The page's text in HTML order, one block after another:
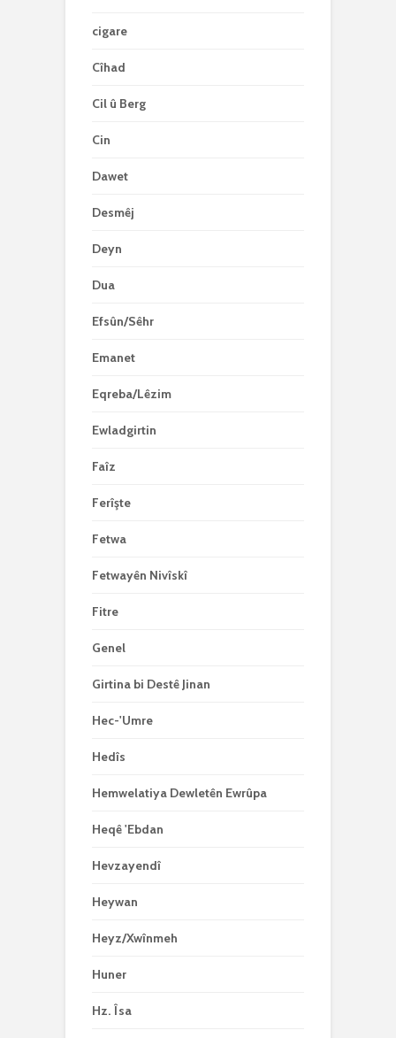
cigare
Cîhad
Cil û Berg
Cin
Dawet
Desmêj
Deyn
Dua
Efsûn/Sêhr
Emanet
Eqreba/Lêzim
Ewladgirtin
Faîz
Ferîşte
Fetwa
Fetwayên Nivîskî
Fitre
Genel
Girtina bi Destê Jinan
Hec-'Umre
Hedîs
Hemwelatiya Dewletên Ewrûpa
Heqê 'Ebdan
Hevzayendî
Heywan
Heyz/Xwînmeh
Huner
Hz. Îsa